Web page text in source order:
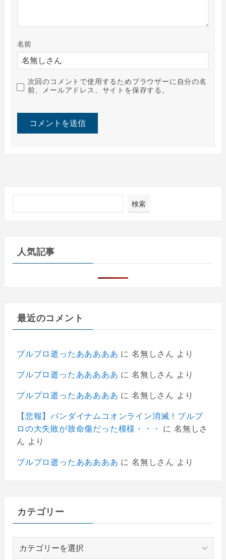
名前
次回のコメントで使用するためブラウザーに自分の名
前、メールアドレス、サイトを保存する。
検索
人気記事
最近のコメント
ブルプロ逝ったあああああ に 名無しさん より
ブルプロ逝ったあああああ に 名無しさん より
ブルプロ逝ったあああああ に 名無しさん より
【悲報】バンダイナムコオンライン消滅！プルプ
ロの大失敗が致命傷だった模様・・・
に 名無しさ
ん より
ブルプロ逝ったあああああ に 名無しさん より
カテゴリー